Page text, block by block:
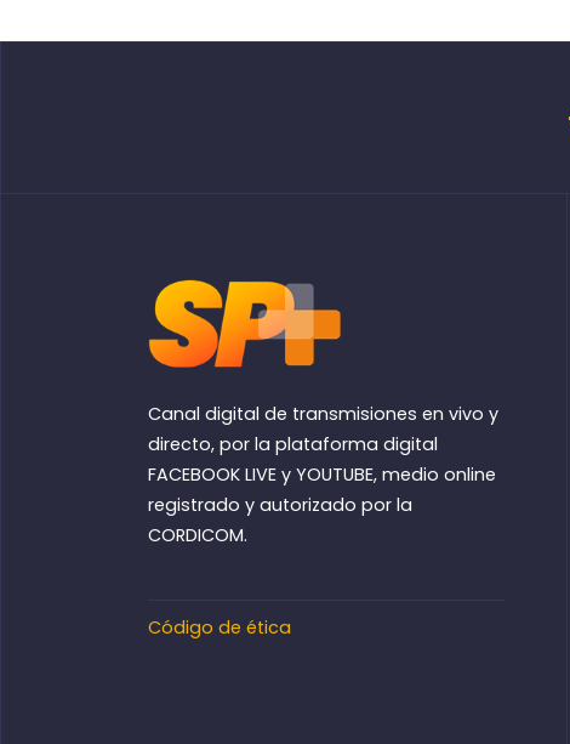
Canal digital de transmisiones en vivo y
directo, por la plataforma digital
FACEBOOK LIVE y YOUTUBE, medio online
registrado y autorizado por la
CORDICOM.
Código de ética